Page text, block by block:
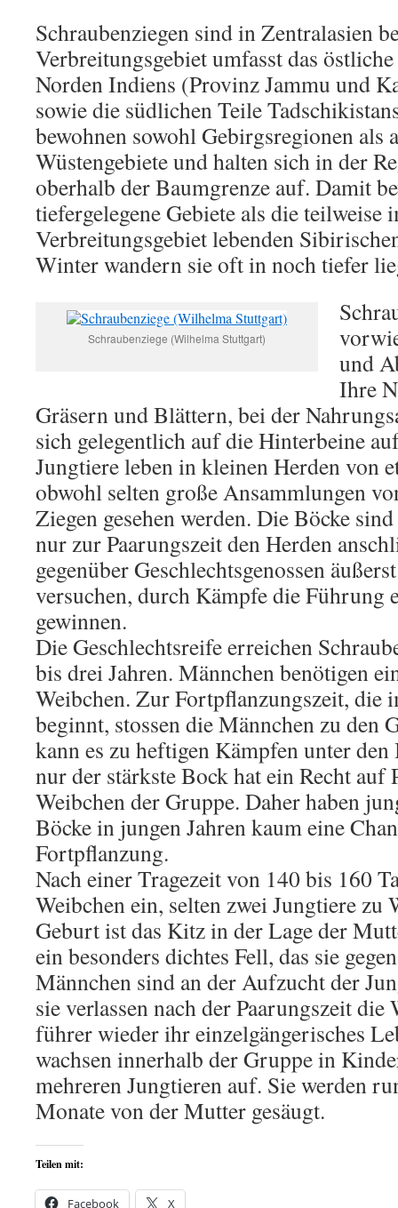
Schraubenziegen sind in Zentralasien
Verbreitungsgebiet umfasst das
Norden Indiens (Provinz Jammu und
sowie die südlichen Teile
bewohnen sowohl Gebirgsregionen als
Wüstengebiete und halten sich in der
oberhalb der Baumgrenze auf. Damit
tiefergelegene Gebiete als die teilweise
Verbreitungsgebiet lebenden
Winter wandern sie oft in noch tiefer
Schraubenziege (Wilhelma Stuttgart)
und
Ihre
Gräsern und Blättern, bei der
sich gelegentlich auf die Hinterbeine
Jungtiere leben in kleinen Herden von
obwohl selten große Ansammlungen
Ziegen gesehen werden. Die Böcke
nur zur Paarungszeit den Herden
gegenüber Geschlechtsgenossen
versuchen, durch Kämpfe die Führung
gewinnen.
Die Geschlechtsreife erreichen
bis drei Jahren. Männchen benötigen
Weibchen. Zur Fortpflanzungszeit, die
beginnt, stossen die Männchen zu den
kann es zu heftigen Kämpfen unter
nur der stärkste Bock hat ein Recht auf
Weibchen der Gruppe. Daher haben
Böcke in jungen Jahren kaum eine
Fortpflanzung.
Nach einer Tragezeit von 140 bis 160
Weibchen ein, selten zwei Jungtiere zu
Geburt ist das Kitz in der Lage der
ein besonders dichtes Fell, das sie
Männchen sind an der Aufzucht der
sie verlassen nach der Paarungszeit
führer wieder ihr einzelgängerisches
wachsen innerhalb der Gruppe in
mehreren Jungtieren auf. Sie werden
Monate von der Mutter gesäugt.
Teilen mit:
Facebook X